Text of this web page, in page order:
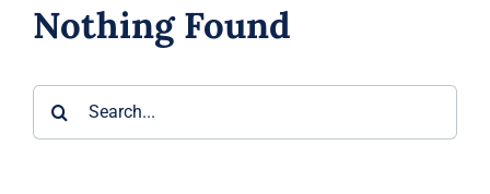
Nothing Found